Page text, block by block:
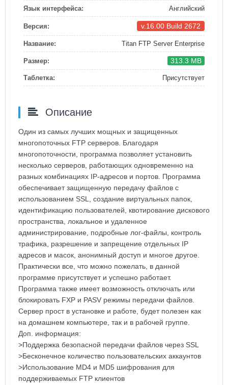
Язык интерфейса: Английский
Версия: v.16.00 Build 2672
Название: Titan FTP Server Enterprise
Размер: 313.3 MB
Таблетка: Присутствует
Описание
Один из самых лучших мощных и защищенных
многопоточных FTP серверов. Благодаря
многопоточности, программа позволяет установить
несколько серверов, работающих одновременно на
разных комбинациях IP-адресов и портов. Программа
обеспечивает защищенную передачу файлов с
использованием SSL, создание виртуальных папок,
идентификацию пользователей, квотирование дискового
пространства, локальное и удаленное
администрирование, подробные лог-файлы, контроль
трафика, разрешение и запрещение отдельных IP
адресов и масок, анонимный доступ и многое другое.
Практически все, что можно пожелать, в данной
программе присутствует и успешно работает.
Программа также имеет возможность отключать или
блокировать FXP и PASV режимы передачи файлов.
Сервер прост в установке и работе, будет полезен как
на домашнем компьютере, так и в рабочей группе.
Доп. информация:
>Поддержка безопасной передачи файлов через SSL
>Бесконечное количество пользовательских аккаунтов
>Использование MD4 и MD5 шифрования для
поддерживаемых FTP клиентов